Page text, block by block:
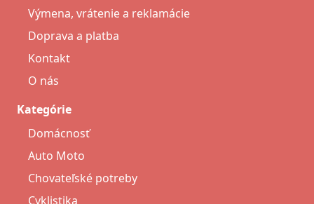
Výmena, vrátenie a reklamácie
Doprava a platba
Kontakt
O nás
Kategórie
Domácnosť
Auto Moto
Chovateľské potreby
Cyklistika